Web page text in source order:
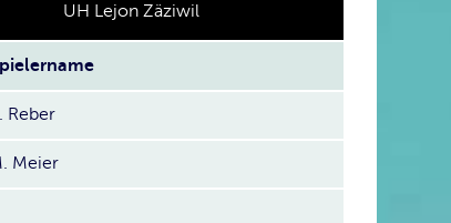
UH Lejon Zäziwil
Reber
Meier